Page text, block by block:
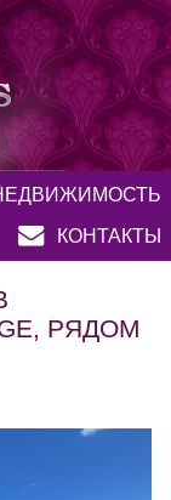
КОНТАКТЫ
РЯДОМ